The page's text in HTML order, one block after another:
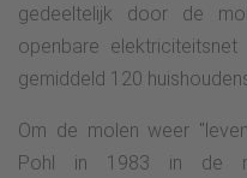
gedeeltelijk door de
openbare
gemiddeld 120
Om de molen weer
Pohl in 1983 in de